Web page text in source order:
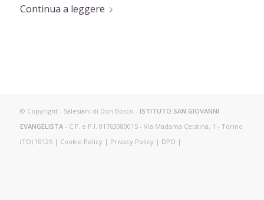
Continua a leggere
© Copyright - Salesiani di Don Bosco - ISTITUTO SAN GIOVANNI
EVANGELISTA- C.F. e P.I. 01763080015 - Via Madama Ceistina, 1 - Torino
(TO) 10125 | Cookie Policy| Privacy Policy| DPO |